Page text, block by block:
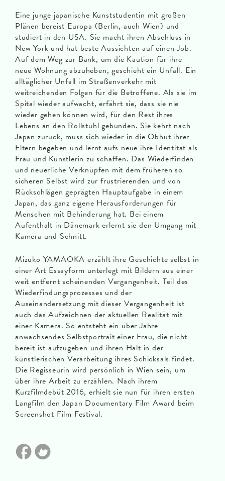
Eine junge japanische Kunststudentin mit großen
Plänen bereist Europa (Berlin, auch Wien) und
studiert in den USA. Sie macht ihren Abschluss in
New York und hat beste Aussichten auf einen Job.
Auf dem Weg zur Bank, um die Kaution für ihre
neue Wohnung abzuheben, geschieht ein Unfall. Ein
alltäglicher Unfall im Straßenverkehr mit
weitreichenden Folgen für die Betroffene. Als sie im
Spital wieder aufwacht, erfährt sie, dass sie nie
wieder gehen können wird, für den Rest ihres
Lebens an den Rollstuhl gebunden. Sie kehrt nach
Japan zurück, muss sich wieder in die Obhut ihrer
Eltern begeben und lernt aufs neue ihre Identität als
Frau und Künstlerin zu schaffen. Das Wiederfinden
und neuerliche Verknüpfen mit dem früheren so
sicheren Selbst wird zur frustrierenden und von
Rückschlägen geprägten Hauptaufgabe in einem
Japan, das ganz eigene Herausforderungen für
Menschen mit Behinderung hat. Bei einem
Aufenthalt in Dänemark erlernt sie den Umgang mit
Kamera und Schnitt.
Mizuko YAMAOKA erzählt ihre Geschichte selbst in
einer Art Essayform unterlegt mit Bildern aus einer
weit entfernt scheinenden Vergangenheit. Teil des
Wiederfindungsprozesses und der
Auseinandersetzung mit dieser Vergangenheit ist
auch das Aufzeichnen der aktuellen Realität mit
einer Kamera. So entsteht ein über Jahre
anwachsendes Selbstportrait einer Frau, die nicht
bereit ist aufzugeben und ihren Halt in der
künstlerischen Verarbeitung ihres Schicksals findet.
Die Regisseurin wird persönlich in Wien sein, um
über ihre Arbeit zu erzählen. Nach ihrem
Kurzfilmdebüt 2016, erhielt sie nun für ihren ersten
Langfilm den Japan Documentary Film Award beim
Screenshot Film Festival.